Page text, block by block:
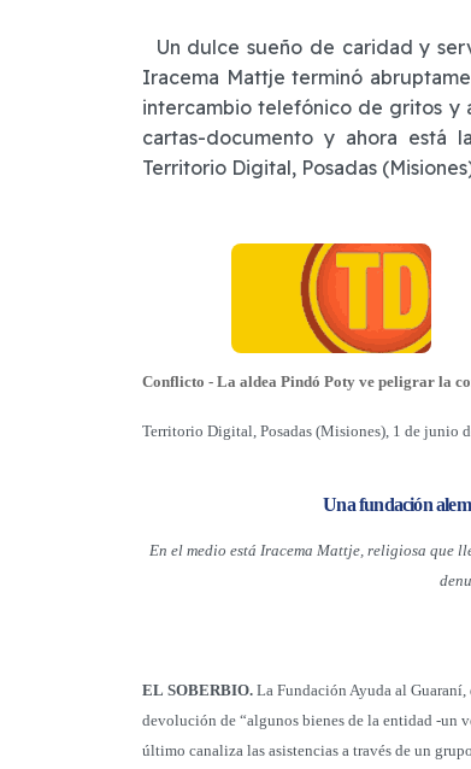
Un dulce sueño de caridad y
Iracema Mattje terminó
intercambio telefónico de gritos y
cartas-documento y ahora está
Territorio Digital, Posadas
Conflicto - La aldea Pindó Poty ve peligrar la
Territorio Digital, Posadas (Misiones), 1 de junio
Una fundación
En el medio está Iracema Mattje, religiosa que
EL SOBERBIO. La Fundación Ayuda al
devolución de “algunos bienes de la entidad -un
último canaliza las asistencias a través de un